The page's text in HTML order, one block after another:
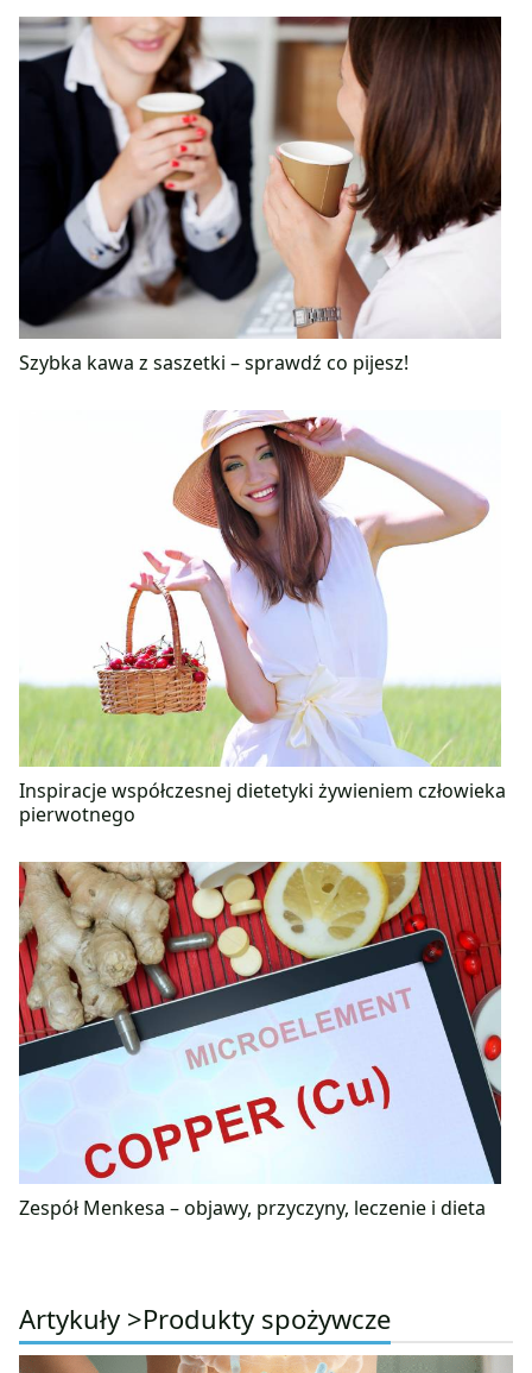
Szybka kawa z saszetki – sprawdź co pijesz!
Inspiracje współczesnej dietetyki żywieniem człowieka
pierwotnego
Zespół Menkesa – objawy, przyczyny, leczenie i dieta
Artykuły >Produkty spożywcze